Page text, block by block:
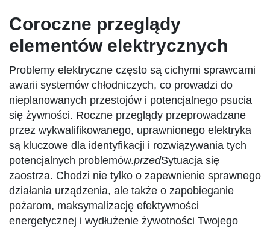
Coroczne przeglądy
elementów elektrycznych
Problemy elektryczne często są cichymi sprawcami
awarii systemów chłodniczych, co prowadzi do
nieplanowanych przestojów i potencjalnego psucia
się żywności. Roczne przeglądy przeprowadzane
przez wykwalifikowanego, uprawnionego elektryka
są kluczowe dla identyfikacji i rozwiązywania tych
potencjalnych problemów.przedSytuacja się
zaostrza. Chodzi nie tylko o zapewnienie sprawnego
działania urządzenia, ale także o zapobieganie
pożarom, maksymalizację efektywności
energetycznej i wydłużenie żywotności Twojego